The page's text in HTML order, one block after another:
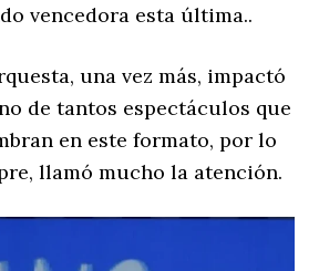
vencedora esta última..
una vez más, impactó
de tantos espectáculos que
en este formato, por lo
llamó mucho la atención.